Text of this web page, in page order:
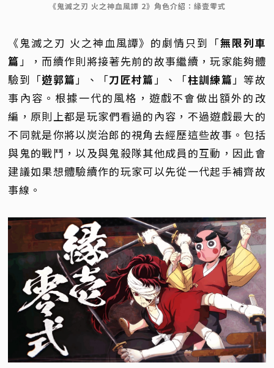
《鬼滅之刃 火之神血風譚 2》角色介紹：緣壹零式
《鬼滅之刃 火之神血風譚》的劇情只到「無限列車
篇」，而續作則將接著先前的故事繼續，玩家能夠體
驗到「遊郭篇」、「刀匠村篇」、「柱訓練篇」等故
事內容。根據一代的風格，遊戲不會做出額外的改
編，原則上都是玩家們看過的內容，不過遊戲最大的
不同就是你將以炭治郎的視角去經歷這些故事。包括
與鬼的戰鬥，以及與鬼殺隊其他成員的互動，因此會
建議如果想體驗續作的玩家可以先從一代起手補齊故
事線。